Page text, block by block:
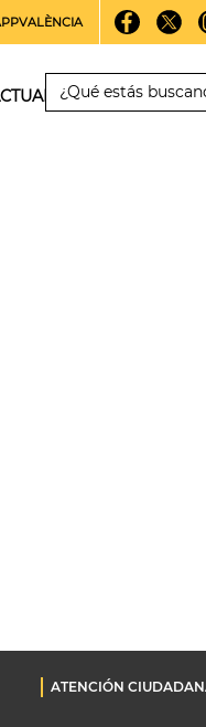
ATENCIÓN